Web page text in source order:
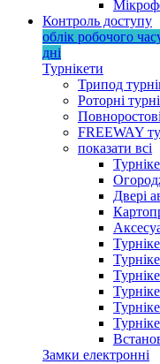
Контроль доступу
облік робочого
дні
Турнікети
Трипод
Роторні
FREEWAY
показати всі
Двері
Замки електронні